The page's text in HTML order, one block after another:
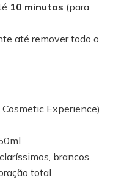
10 minutos (para
até remover todo o
Cosmetic Experience)
brancos,
total